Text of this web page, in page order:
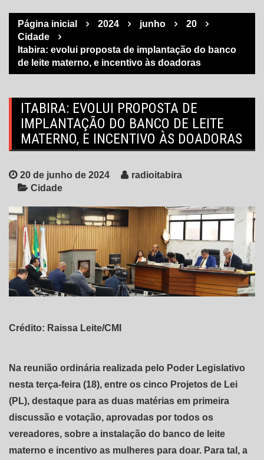
Página inicial 2024 junho
20
Cidade
Itabira: evolui proposta de implantação do banco
de leite materno, e incentivo às doadoras
ITABIRA: EVOLUI PROPOSTA DE
IMPLANTAÇÃO DO BANCO DE LEITE
MATERNO, E INCENTIVO ÀS DOADORAS
20 de junho de 2024
radioitabira
Cidade
Crédito: Raissa Leite/CMI
Na reunião ordinária realizada pelo Poder Legislativo
nesta terça-feira (18), entre os cinco Projetos de Lei
(PL), destaque para as duas matérias em primeira
discussão e votação, aprovadas por todos os
vereadores, sobre a instalação do banco de leite
materno e incentivo as mulheres para doar. Para tal, a